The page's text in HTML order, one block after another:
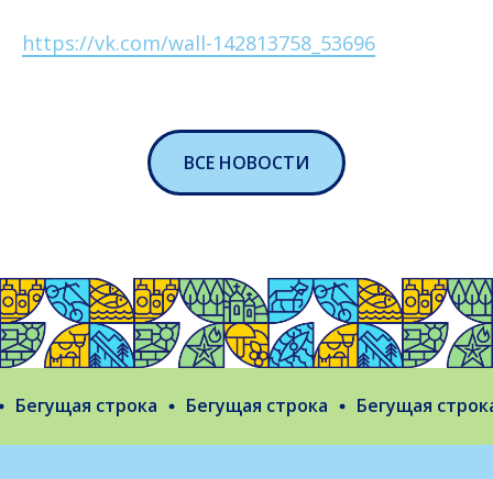
https://vk.com/wall-142813758_53696
ВСЕ НОВОСТИ
Бегущая строка Бегущая строка Бегущая строка